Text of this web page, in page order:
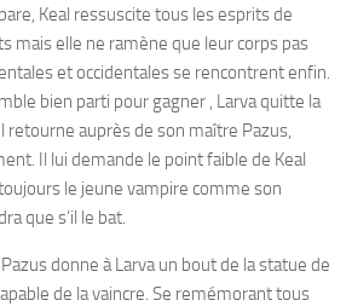
Keal ressuscite tous les esprits de
mais elle ne ramène que leur corps pas
et occidentales se rencontrent enfin.
bien parti pour gagner , Larva quitte la
retourne auprès de son maître Pazus,
Il lui demande le point faible de Keal
le jeune vampire comme son
que s’il le bat.
donne à Larva un bout de la statue de
de la vaincre. Se remémorant tous